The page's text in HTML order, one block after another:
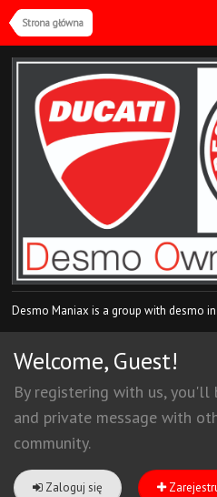
Strona główna
Desmo Maniax is a group with desmo
Welcome, Guest!
By registering with us, you'll
and private message with
community.
Zaloguj się